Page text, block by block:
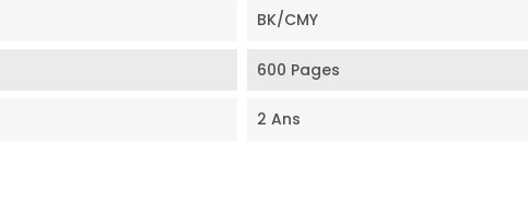
BK/CMY
600 Pages
2 Ans